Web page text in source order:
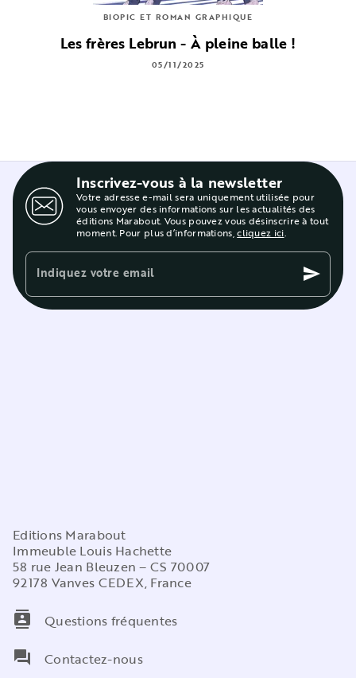
BIOPIC ET ROMAN GRAPHIQUE
Les frères Lebrun - À pleine balle !
05/11/2025
Inscrivez-vous à la newsletter
Votre adresse e-mail sera uniquement utilisée pour
vous envoyer des informations sur les actualités des
éditions Marabout. Vous pouvez vous désinscrire à tout
moment. Pour plus d’informations,cliquez ici.
Indiquez votre email send
Editions Marabout
Immeuble Louis Hachette
58 rue Jean Bleuzen – CS 70007
92178 Vanves CEDEX, France
contacts
Questions fréquentes
question_answer
Contactez-nous